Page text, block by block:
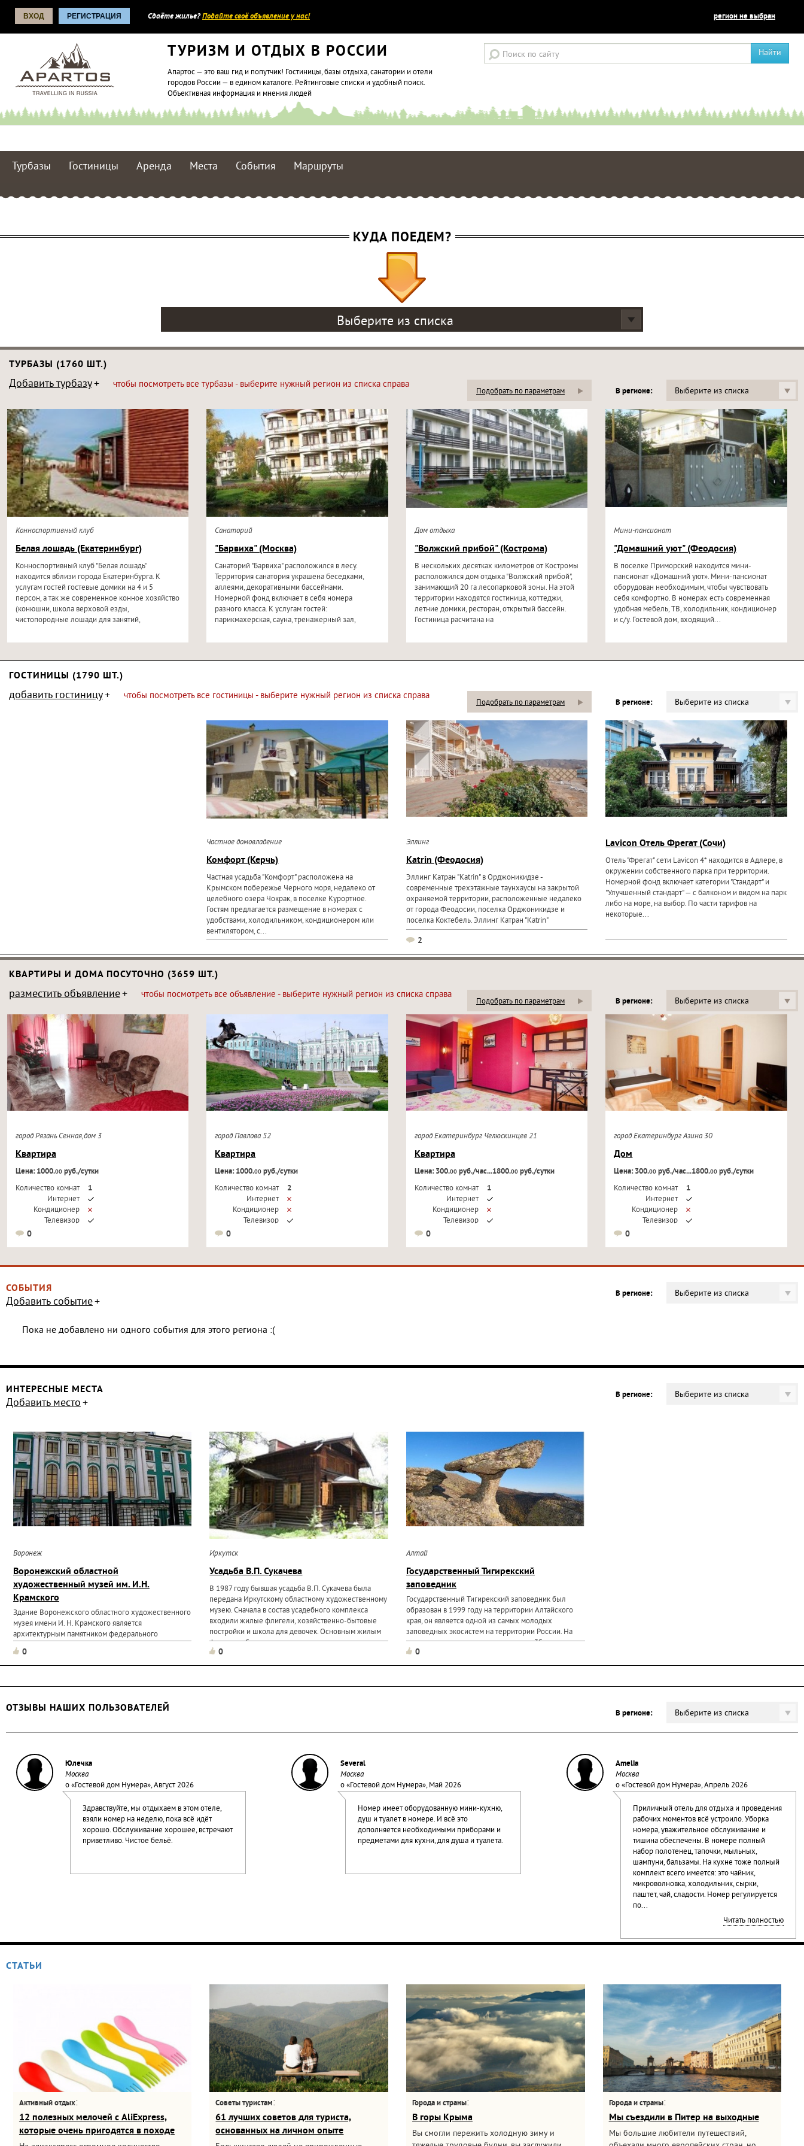
ВХОД РЕГИСТРАЦИЯ Сдаёте жилье?Подайте своё объявление у нас! регион не выбран
ТУРИЗМ И ОТДЫХ В РОССИИ
Апартос — это ваш гид и попутчик! Гостиницы, базы отдыха, санатории и отели
городов России — в едином каталоге. Рейтинговые списки и удобный поиск.
Объективная информация и мнения людей
Найти
Турбазы Гостиницы Аренда Места События Маршруты
КУДА ПОЕДЕМ?
Выберите из списка
ТУРБАЗЫ (1760 ШТ.)
Добавить турбазу чтобы посмотреть все турбазы - выберите нужный регион из списка справа
Подобрать по параметрам В регионе: Выберите из списка
Конноспортивный клуб
Белая лошадь (Екатеринбург)
Конноспортивный клуб "Белая лошадь"
находится вблизи города Екатеринбурга. К
услугам гостей гостевые домики на 4 и 5
персон, а так же современное конное хозяйство
(конюшни, школа верховой езды,
чистопородные лошади для занятий,
Санаторий
"Барвиха" (Москва)
Санаторий "Барвиха" расположился в лесу.
Территория санатория украшена беседками,
аллеями, декоративными бассейнами.
Номерной фонд включает в себя номера
разного класса. К услугам гостей:
парикмахерская, сауна, тренажерный зал,
Дом отдыха
"Волжский прибой" (Кострома)
В нескольких десятках километров от Костромы
расположился дом отдыха "Волжский прибой",
занимающий 20 га лесопарковой зоны. На этой
территории находятся гостиница, коттеджи,
летние домики, ресторан, открытый бассейн.
Гостиница расчитана на
Мини-пансионат
"Домашний уют" (Феодосия)
В поселке Приморский находится мини-
пансионат «Домашний уют». Мини-пансионат
оборудован необходимым, чтобы чувствовать
себя комфортно. В номерах есть современная
удобная мебель, ТВ, холодильник, кондиционер
и с/у. Гостевой дом, входящий...
ГОСТИНИЦЫ (1790 ШТ.)
добавить гостиницу чтобы посмотреть все гостиницы - выберите нужный регион из списка справа
Подобрать по параметрам В регионе: Выберите из списка
Частное домовладение
Комфорт (Керчь)
Частная усадьба "Комфорт" расположена на
Крымском побережье Черного моря, недалеко от
целебного озера Чокрак, в поселке Курортное.
Гостям предлагается размещение в номерах с
удобствами, холодильником, кондиционером или
вентилятором, с...
Эллинг
Katrin (Феодосия)
Эллинг Катран "Katrin" в Орджоникидзе -
современные трехэтажные таунхаусы на закрытой
охраняемой территории, расположенные недалеко
от города Феодосии, поселка Орджоникидзе и
поселка Коктебель. Эллинг Катран "Katrin"
находится...
2
Lavicon Отель Фрегат (Сочи)
Отель "Фрегат" сети Lavicon 4* находится в Адлере, в
окружении собственного парка при территории.
Номерной фонд включает категории "Стандарт" и
"Улучшенный стандарт" — с балконом и видом на парк
либо на море, на выбор. По части тарифов на
некоторые...
КВАРТИРЫ И ДОМА ПОСУТОЧНО (3659 ШТ.)
разместить объявление чтобы посмотреть все объявление - выберите нужный регион из списка справа
Подобрать по параметрам В регионе: Выберите из списка
город Рязань Сенная,дом 3
Квартира
Цена: 1000.00руб./сутки
Количество комнат
1
Интернет
Кондиционер
Телевизор
0
город Павлова 52
Квартира
Цена: 1000.00 руб./сутки
Количество комнат
2
Интернет
Кондиционер
Телевизор
0
город Екатеринбург Челюскинцев 21
Квартира
Цена: 300.00руб./час...1800.00руб./сутки
Количество комнат
1
Интернет
Кондиционер
Телевизор
0
город Екатеринбург Азина 30
Дом
Цена: 300.00 руб./час...1800.00 руб./сутки
Количество комнат
1
Интернет
Кондиционер
Телевизор
0
СОБЫТИЯ
Добавить событие
В регионе: Выберите из списка
Пока не добавлено ни одного события для этого региона :(
ИНТЕРЕСНЫЕ МЕСТА
Добавить место
В регионе: Выберите из списка
Воронеж
Воронежский областной
художественный музей им. И.Н.
Крамского
Здание Воронежского областного художественного
музея имени И. Н. Крамского является
архитектурным памятником федерального
значения. Это бывший дворец в стиле барокко,
построенный в 1777-1779 гг. по проекту
архитектора воронежской губернии Н. Н. Иевского
0
Иркутск
Усадьба В.П. Сукачева
В 1987 году бывшая усадьба В.П. Сукачева была
передана Иркутскому областному художественному
музею. Сначала в состав усадебного комплекса
входили жилые флигели, хозяйственно-бытовые
постройки и школа для девочек. Основным жилым
флигелем было двухэтажное здание с каменным
пристроем, который...
0
Алтай
Государственный Тигирекский
заповедник
Государственный Тигирекский заповедник был
образован в 1999 году на территории Алтайского
края, он является одной из самых молодых
заповедных экосистем на территории России. На
территории заповедника встречается 35 редких и
исчезающих видов сосудистых растений, 12 видов
лишайников и 2 вида грибов...
0
ОТЗЫВЫ НАШИХ ПОЛЬЗОВАТЕЛЕЙ В регионе: Выберите из списка
Юлечка
Москва
о «Гостевой дом Нумера», Август 2026
Здравствуйте, мы отдыхаем в этом отеле,
взяли номер на неделю, пока всё идёт
хорошо. Обслуживание хорошее, встречают
приветливо. Чистое бельё.
Several
Москва
о «Гостевой дом Нумера», Май 2026
Номер имеет оборудованную мини-кухню,
душ и туалет в номере. И всё это
дополняется необходимыми приборами и
предметами для кухни, для душа и туалета.
Amelia
Москва
о «Гостевой дом Нумера», Апрель 2026
Приличный отель для отдыха и проведения
рабочих моментов всё устроило. Уборка
номера, уважительное обслуживание и
тишина обеспечены. В номере полный
набор полотенец, тапочки, мыльных,
шампуни, бальзамы. На кухне тоже полный
комплект всего имеется: это чайник,
микроволновка, холодильник, сырки,
паштет, чай, сладости. Номер регулируется
по...
Читать полностью
СТАТЬИ
Активный отдых:
12 полезных мелочей с AliExpress,
которые очень пригодятся в походе
Советы туристам:
61 лучших советов для туриста,
основанных на личном опыте
Города и страны:
В горы Крыма
Вы смогли пережить холодную зиму и
Города и страны:
Мы съездили в Питер на выходные
Мы большие любители путешествий,